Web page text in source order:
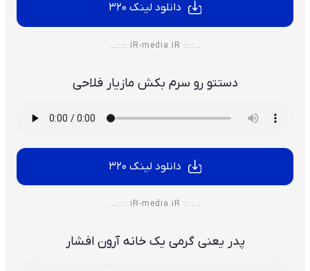
دانلود لینک 320
…:::: iR-media.iR ::::…
دستتو رو سرم بکش مازیار فلاحی
دانلود لینک 320
…:::: iR-media.iR ::::…
پدر یعنی گرمی یک خانه آرون افشار